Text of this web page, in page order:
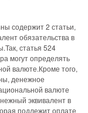
содержит 2 статьи,
обязательства в
статья 524
могут определять
валюте.Кроме того,
денежное
валюте
эквивалент в
подлежит оплате